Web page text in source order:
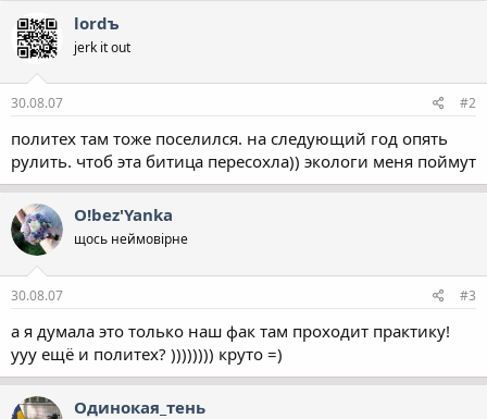
lordъ
jerk it out
30.08.07 #2
политех там тоже поселился. на следующий год опять
рулить. чтоб эта битица пересохла)) экологи меня поймут
O!bez'Yanka
щось неймовірне
30.08.07 #3
а я думала это только наш фак там проходит практику!
ууу ещё и политех? )))))))) круто =)
Одинокая_тень